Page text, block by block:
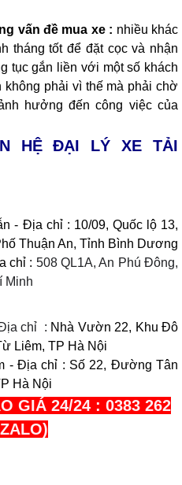
vấn đề mua xe : nhiều khác
tháng tốt để đặt cọc và nhận
tục gắn liền với một số khách
không phải vì thế mà phải chờ
hưởng đến công việc của
HỆ ĐẠI LÝ XE TẢI
- Địa chỉ : 10/09, Quốc lộ 13,
Thuận An, Tỉnh Bình Dương
chỉ : 508 QL1A, An Phú Đông,
Minh
chỉ : Nhà Vườn 22, Khu Đô
Liêm, TP Hà Nội
- Địa chỉ : Số 22, Đường Tân
Hà Nội
GIÁ 24/24 : 0383 262